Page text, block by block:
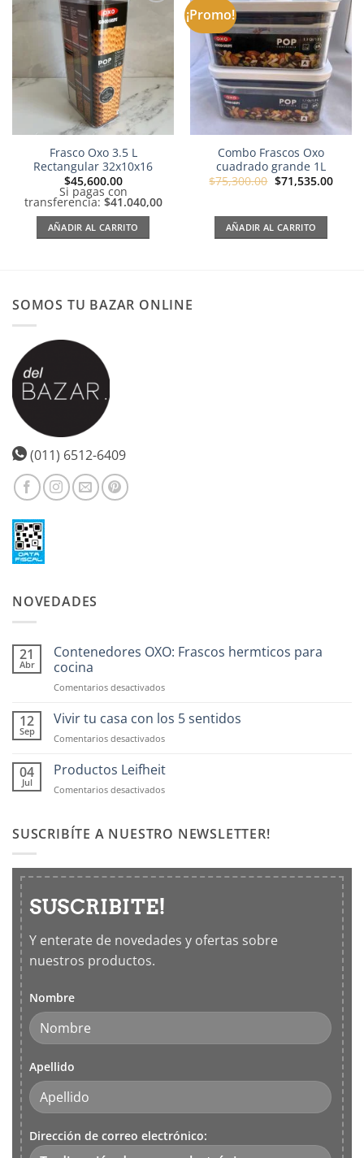
Frasco Oxo 3.5 L
Rectangular 32x10x16
$45,600.00
Si pagas con
transferencia: $41.040,00
AÑADIR AL CARRITO
¡Promo!
Añadir
a la
lista de
deseos
Combo Frascos Oxo
cuadrado grande 1L
$75,300.00 El
precio
$75,300.00.
$71,535.00El
AÑADIR AL CARRITO
SOMOS TU BAZAR ONLINE
(011) 6512-6409
NOVEDADES
21
Abr
Contenedores OXO: Frascos hermticos para
cocina
Comentarios desactivadosen
OXO:
Frascos
hermticos
cocina
12
Sep
Vivir tu casa con los 5 sentidos
Comentarios desactivadosen
tu
casa
con
sentidos
04
Jul
Productos Leifheit
Comentarios desactivadosen
SUSCRIBÍTE A NUESTRO NEWSLETTER!
SUSCRIBITE!
Y enterate de novedades y ofertas sobre
nuestros productos.
Nombre
Apellido
Dirección de correo electrónico: